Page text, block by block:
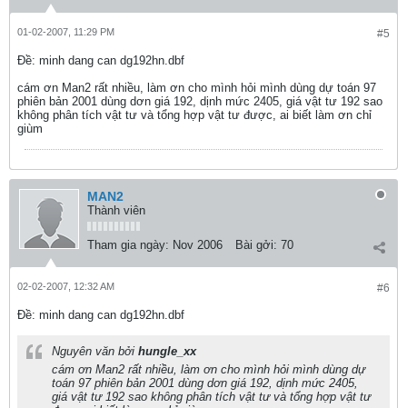
#5
01-02-2007, 11:29 PM
Ðề: minh dang can dg192hn.dbf
cám ơn Man2 rất nhiều, làm ơn cho mình hỏi mình dùng dự toán 97
phiên bản 2001 dùng dơn giá 192, dịnh mức 2405, giá vật tư 192 sao
không phân tích vật tư và tổng hợp vật tư được, ai biết làm ơn chỉ
giùm
MAN2
Thành viên
Tham gia ngày: Nov 2006 Bài gởi: 70
#6
02-02-2007, 12:32 AM
Ðề: minh dang can dg192hn.dbf
Nguyên văn bởi hungle_xx
cám ơn Man2 rất nhiều, làm ơn cho mình hỏi mình dùng dự
toán 97 phiên bản 2001 dùng dơn giá 192, dịnh mức 2405,
giá vật tư 192 sao không phân tích vật tư và tổng hợp vật tư